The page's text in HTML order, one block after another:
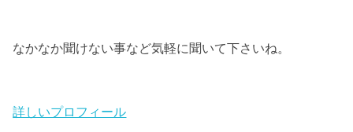
なかなか聞けない事など気軽に聞いて下さいね。
詳しいプロフィール